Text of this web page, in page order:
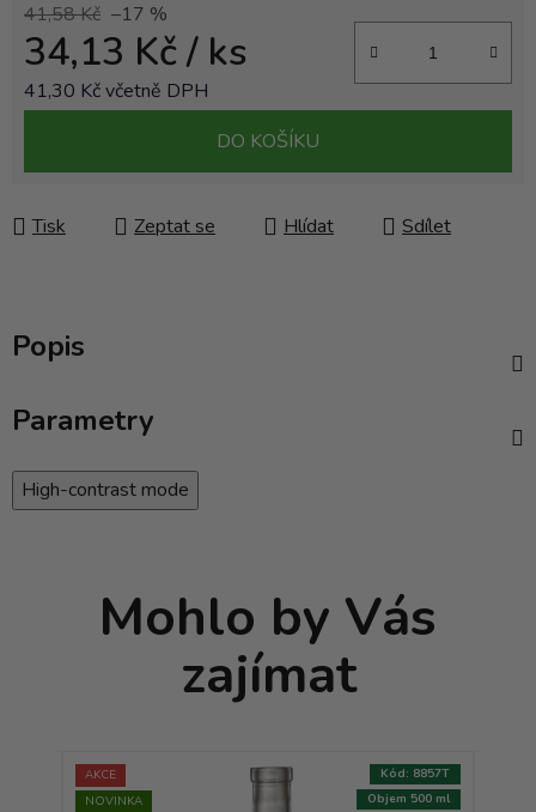
41,58 Kč –17 %
34,13 Kč/ ks
41,30 Kč včetně DPH
DO KOŠÍKU
Tisk Zeptat se Hlídat Sdílet
Popis
Parametry
High-contrast mode
Mohlo by Vás
zajímat
AKCE
NOVINKA
Objem 500 ml
Kód: 8857T